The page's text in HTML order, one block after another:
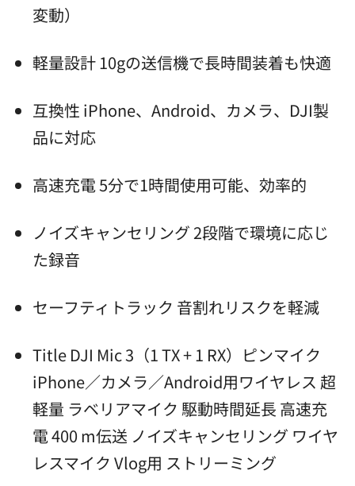
変動）
軽量設計 10gの送信機で長時間装着も快適
互換性 iPhone、Android、カメラ、DJI製
品に対応
高速充電 5分で1時間使用可能、効率的
ノイズキャンセリング 2段階で環境に応じ
た録音
セーフティトラック 音割れリスクを軽減
Title DJI Mic 3（1 TX + 1 RX）ピンマイク
iPhone／カメラ／Android用ワイヤレス 超
軽量 ラベリアマイク 駆動時間延長 高速充
電 400 m伝送 ノイズキャンセリング ワイヤ
レスマイク Vlog用 ストリーミング